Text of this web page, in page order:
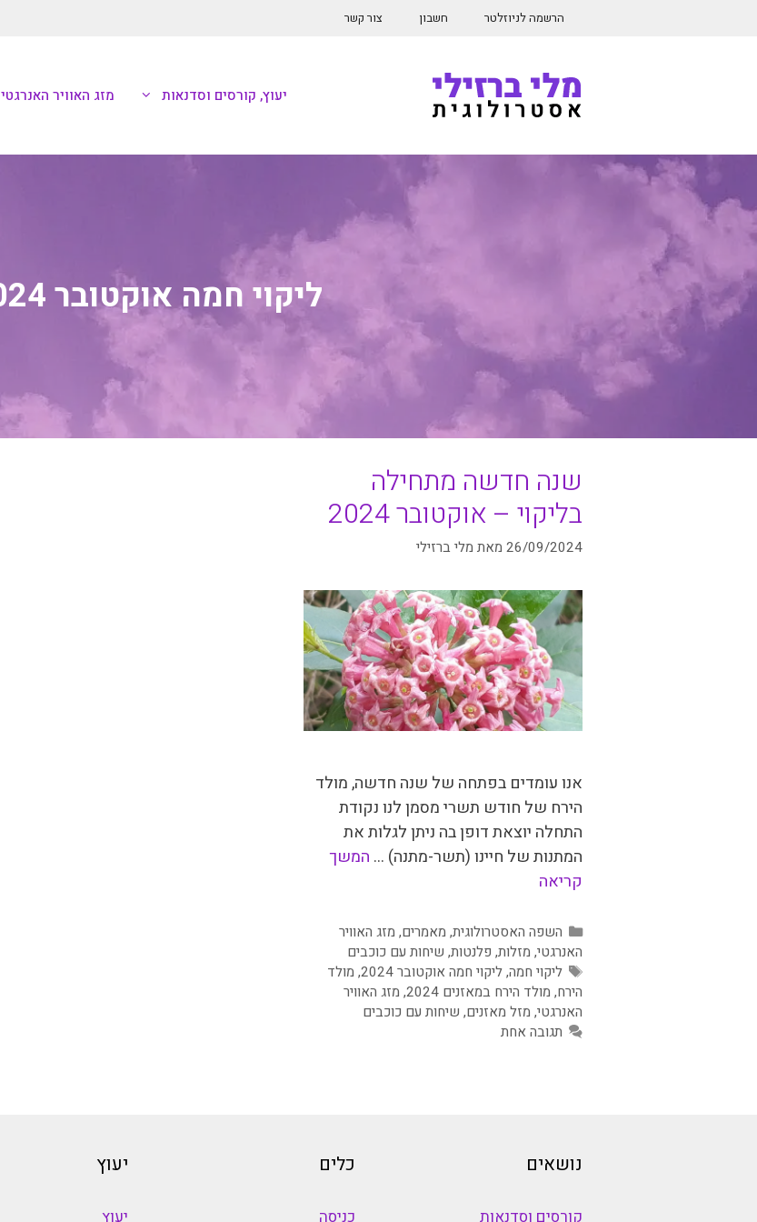
הרשמה לניוזלטר חשבון צור קשר
יעוץ, קורסים וסדנאות מזג האוויר האנרגטי
ליקוי חמה אוקטובר 2024
שנה חדשה מתחילה
בליקוי – אוקטובר 2024
26/09/2024 מאת מלי ברזילי
אנו עומדים בפתחה של שנה חדשה, מולד
הירח של חודש תשרי מסמן לנו נקודת
התחלה יוצאת דופן בה ניתן לגלות את
המתנות של חיינו (תשר-מתנה) … המשך
קריאה
קטגוריות
השפה האסטרולוגית, מאמרים, מזג האוויר
האנרגטי, מזלות, פלנטות, שיחות עם כוכבים
תגיות
ליקוי חמה,ליקוי חמה אוקטובר 2024 , מולד
הירח, מולד הירח במאזנים 2024 , מזג האוויר
האנרגטי, מזל מאזנים, שיחות עם כוכבים
תגובה אחת
נושאים
קורסים וסדנאות
כלים
כניסה
יעוץ
יעוץ